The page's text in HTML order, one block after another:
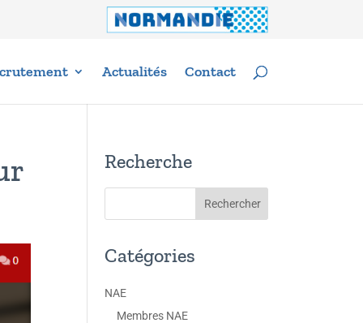
Actualités Contact
Recherche
Catégories
NAE
Membres NAE